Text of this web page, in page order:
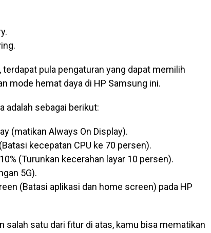
pula pengaturan yang dapat memilih
mode hemat daya di HP Samsung ini.
adalah sebagai berikut:
(matikan Always On Display).
kecepatan CPU ke 70 persen).
(Turunkan kecerahan layar 10 persen).
5G).
(Batasi aplikasi dan home screen) pada HP
salah satu dari fitur di atas, kamu bisa mematikan